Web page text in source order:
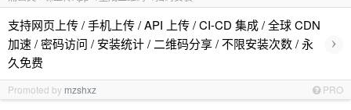
支持网页上传 / 手机上传 / API 上传 / CI-CD 集成 / 全球 CDN
加速 / 密码访问 / 安装统计 / 二维码分享 / 不限安装次数 / 永
久免费
›
Promoted by mzshxz PRO